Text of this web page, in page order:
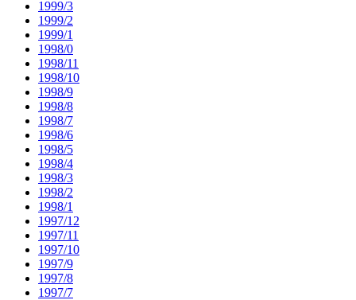
1999/3
1999/2
1999/1
1998/0
1998/11
1998/10
1998/9
1998/8
1998/7
1998/6
1998/5
1998/4
1998/3
1998/2
1998/1
1997/12
1997/11
1997/10
1997/9
1997/8
1997/7